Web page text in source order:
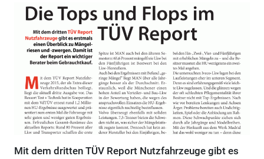
Mit dem dritten TÜV Report Nutzfahrzeuge gibt es